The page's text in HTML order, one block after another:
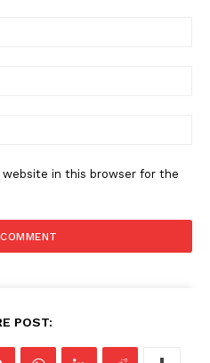
website in this browser for the
POST: